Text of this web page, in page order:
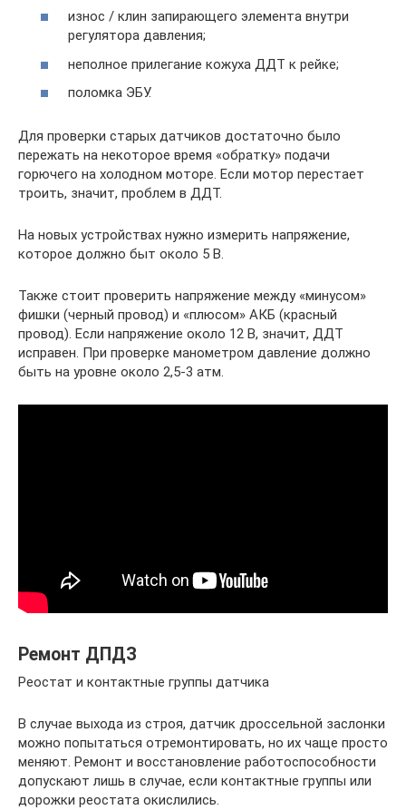
износ / клин запирающего элемента внутри
регулятора давления;
неполное прилегание кожуха ДДТ к рейке;
поломка ЭБУ.
Для проверки старых датчиков достаточно было
пережать на некоторое время «обратку» подачи
горючего на холодном моторе. Если мотор перестает
троить, значит, проблем в ДДТ.
На новых устройствах нужно измерить напряжение,
которое должно быт около 5 В.
Также стоит проверить напряжение между «минусом»
фишки (черный провод) и «плюсом» АКБ (красный
провод). Если напряжение около 12 В, значит, ДДТ
исправен. При проверке манометром давление должно
быть на уровне около 2,5-3 атм.
Ремонт ДПДЗ
Реостат и контактные группы датчика
В случае выхода из строя, датчик дроссельной заслонки
можно попытаться отремонтировать, но их чаще просто
меняют. Ремонт и восстановление работоспособности
допускают лишь в случае, если контактные группы или
дорожки реостата окислились.